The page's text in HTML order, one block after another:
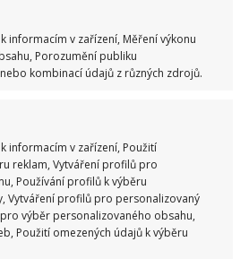
informacím v zařízení, Měření výkonu
Porozumění publiku
kombinací údajů z různých zdrojů.
informacím v zařízení, Použití
reklam, Vytváření profilů pro
Používání profilů k výběru
Vytváření profilů pro personalizovaný
výběr personalizovaného obsahu,
Použití omezených údajů k výběru
vlnění. První očko závěsu
a pak vždy navlékejte
dvě očka…